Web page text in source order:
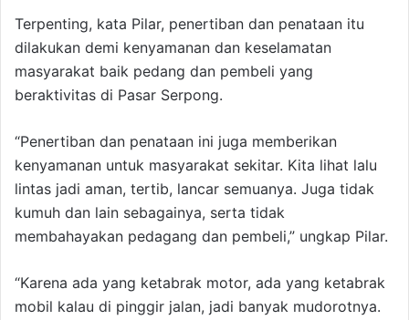
Terpenting, kata Pilar, penertiban dan penataan itu
dilakukan demi kenyamanan dan keselamatan
masyarakat baik pedang dan pembeli yang
beraktivitas di Pasar Serpong.
“Penertiban dan penataan ini juga memberikan
kenyamanan untuk masyarakat sekitar. Kita lihat lalu
lintas jadi aman, tertib, lancar semuanya. Juga tidak
kumuh dan lain sebagainya, serta tidak
membahayakan pedagang dan pembeli,” ungkap Pilar.
“Karena ada yang ketabrak motor, ada yang ketabrak
mobil kalau di pinggir jalan, jadi banyak mudorotnya.